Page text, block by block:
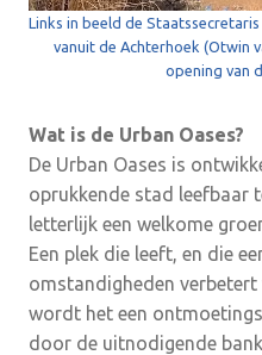
Links in beeld de
vanuit de Achterhoek (Otwin
opening van
Wat is de Urban Oases?
De Urban Oases is
oprukkende stad leefbaar
letterlijk een welkome
Een plek die leeft, en die
omstandigheden verbetert
wordt het een
door de uitnodigende